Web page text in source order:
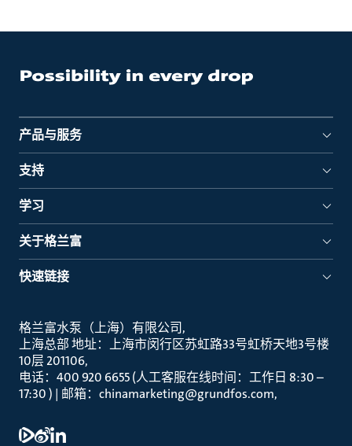
产品与服务
支持
学习
关于格兰富
快速链接
格兰富水泵（上海）有限公司
上海总部 地址：上海市闵行区苏虹路33号虹桥天地3号楼
10层 201106
电话：400 920 6655 (人工客服在线时间：工作日 8:30 –
17:30 ) | 邮箱：chinamarketing@grundfos.com